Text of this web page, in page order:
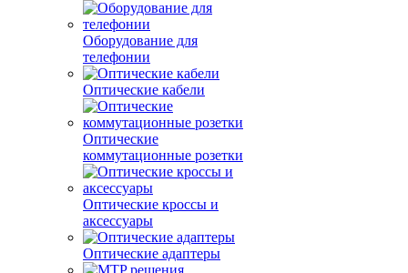
Оборудование для
телефонии
Оптические кабели
Оптические
коммутационные розетки
Оптические кроссы и
аксессуары
Оптические адаптеры